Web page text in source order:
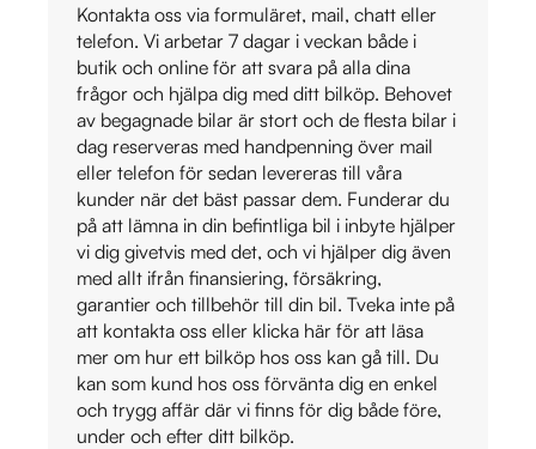
Kontakta oss via formuläret, mail, chatt eller
telefon. Vi arbetar 7 dagar i veckan både i
butik och online för att svara på alla dina
frågor och hjälpa dig med ditt bilköp. Behovet
av begagnade bilar är stort och de flesta bilar i
dag reserveras med handpenning över mail
eller telefon för sedan levereras till våra
kunder när det bäst passar dem. Funderar du
på att lämna in din befintliga bil i inbyte hjälper
vi dig givetvis med det, och vi hjälper dig även
med allt ifrån finansiering, försäkring,
garantier och tillbehör till din bil. Tveka inte på
att kontakta oss eller klicka här för att läsa
mer om hur ett bilköp hos oss kan gå till. Du
kan som kund hos oss förvänta dig en enkel
och trygg affär där vi finns för dig både före,
under och efter ditt bilköp.